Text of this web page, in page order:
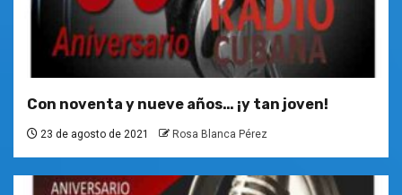
Con noventa y nueve años… ¡y tan joven!
23 de agosto de 2021 Rosa Blanca Pérez